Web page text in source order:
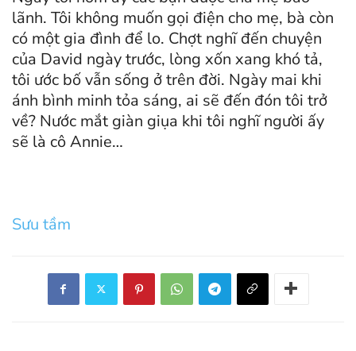
lãnh. Tôi không muốn gọi điện cho mẹ, bà còn
có một gia đình để lo. Chợt nghĩ đến chuyện
của David ngày trước, lòng xốn xang khó tả,
tôi ước bố vẫn sống ở trên đời. Ngày mai khi
ánh bình minh tỏa sáng, ai sẽ đến đón tôi trở
về? Nước mắt giàn giụa khi tôi nghĩ người ấy
sẽ là cô Annie…
Sưu tầm